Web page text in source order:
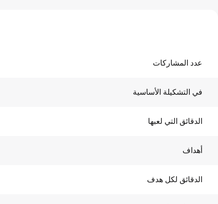
عدد المشاركات
في التشكيلة الأساسية
الدقائق التي لعبها
أهداف
الدقائق لكل هدف